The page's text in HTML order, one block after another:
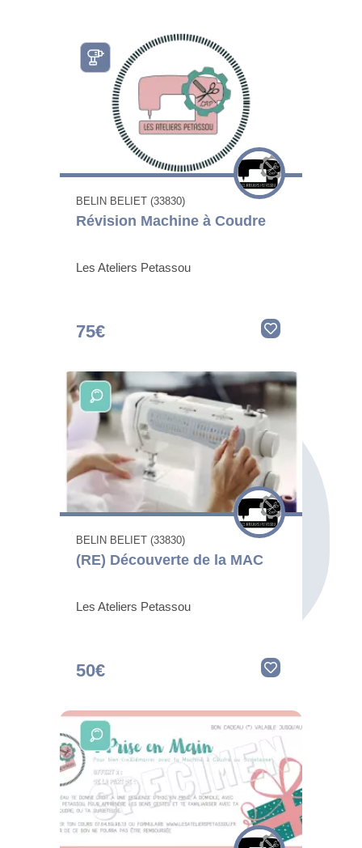
BELIN BELIET (33830)
Révision Machine à Coudre
Les Ateliers Petassou
75€
BELIN BELIET (33830)
(RE) Découverte de la MAC
Les Ateliers Petassou
50€